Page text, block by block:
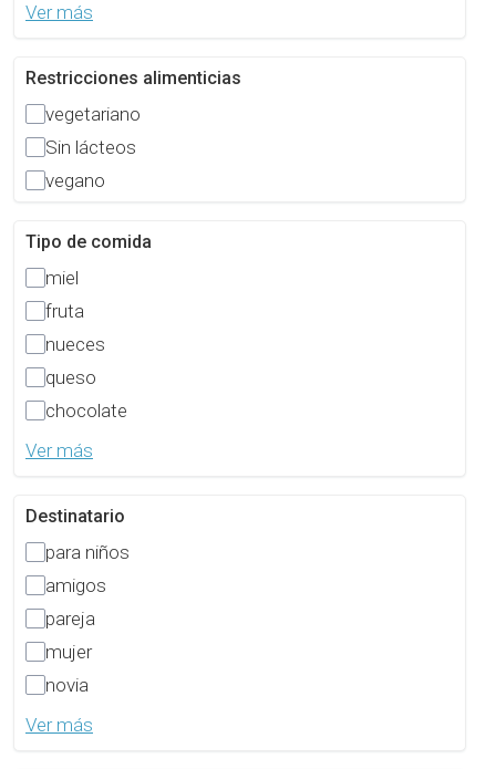
Ver más
Restricciones alimenticias
vegetariano
Sin lácteos
vegano
Tipo de comida
miel
fruta
nueces
queso
chocolate
Ver más
Destinatario
para niños
amigos
pareja
mujer
novia
Ver más